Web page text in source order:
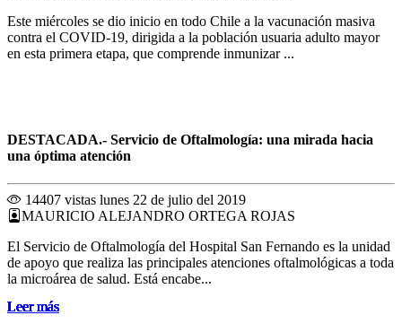
Leer más
Leer más
Leer más
Leer más
Leer más
Leer más
Este miércoles se dio inicio en todo Chile a la vacunación masiva
contra el COVID-19, dirigida a la población usuaria adulto mayor
en esta primera etapa, que comprende inmunizar ...
Leer más
DESTACADA.- Servicio de Oftalmología: una mirada hacia
una óptima atención
14407 vistas lunes 22 de julio del 2019
MAURICIO ALEJANDRO ORTEGA ROJAS
El Servicio de Oftalmología del Hospital San Fernando es la unidad
de apoyo que realiza las principales atenciones oftalmológicas a toda
la microárea de salud. Está encabe...
Leer más
Leer más
Leer más
Leer más
Leer más